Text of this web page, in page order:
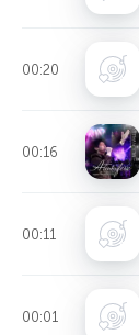
00:20
00:16
00:11
00:01